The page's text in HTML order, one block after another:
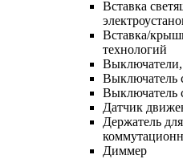
Вставка
Вставка/
технологий
Выключатели,
Выключатель
Выключатель
Датчик
Держатель
Диммер